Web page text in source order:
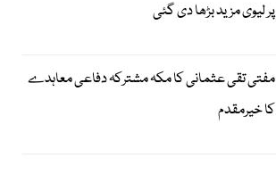
پر لیوی مزید بڑھا دی گئی
مفتی تقی عثمانی کا مکہ مشترکہ دفاعی معاہدے
کا خیرمقدم